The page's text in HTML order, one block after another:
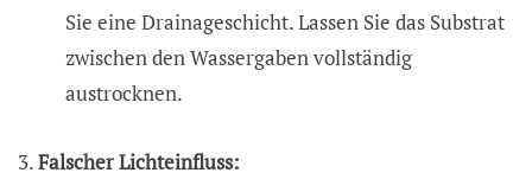
Sie eine Drainageschicht. Lassen Sie das Substrat
zwischen den Wassergaben vollständig
austrocknen.
3.Falscher Lichteinfluss: